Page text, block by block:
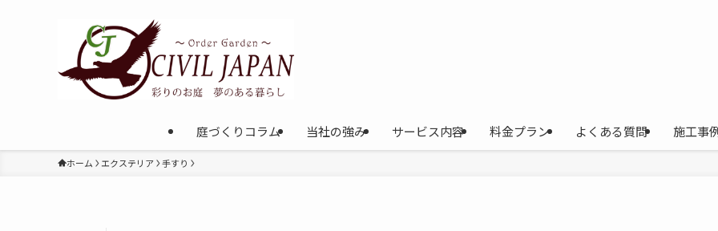
庭づくりコラム 当社の強み サービス内容 料金プラン よくある質問 施工事
ホーム エクステリア 手すり